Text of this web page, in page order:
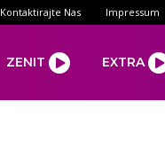
Kontaktirajte Nas Impressum
ZENIT EXTRA